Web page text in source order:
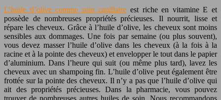
L’huile d’olive comme soin capillaire est riche en vitamine E et
possède de nombreuses propriétés précieuses. Il nourrit, lisse et
répare les cheveux. Grâce à l’huile d’olive, les cheveux sont moins
sensibles aux dommages. Une fois par semaine (ou plus souvent),
vous devez masser l’huile d’olive dans les cheveux (à la fois à la
racine et à la pointe des cheveux) et envelopper le tout dans le papier
d’aluminium. Dans l’heure qui suit (ou même plus tard), lavez les
cheveux avec un shampoing fin. L’huile d’olive peut également être
frottée sur la pointe des cheveux. Il n’y a pas que l’huile d’olive qui
ait des propriétés précieuses. Dans la pharmacie, vous pouvez
trouver de nombreuses autres huiles de soin. Nous recommandons